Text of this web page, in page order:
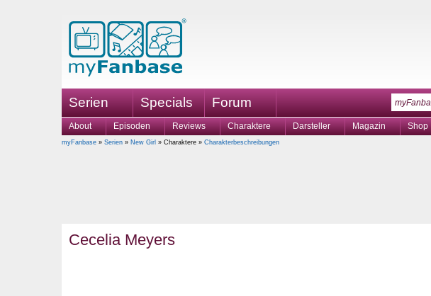
Serien Specials Forum
About Episoden Reviews Charaktere Darsteller Magazin Shop
myFanbase » Serien » New Girl » Charaktere » Charakterbeschreibungen
Cecelia Meyers